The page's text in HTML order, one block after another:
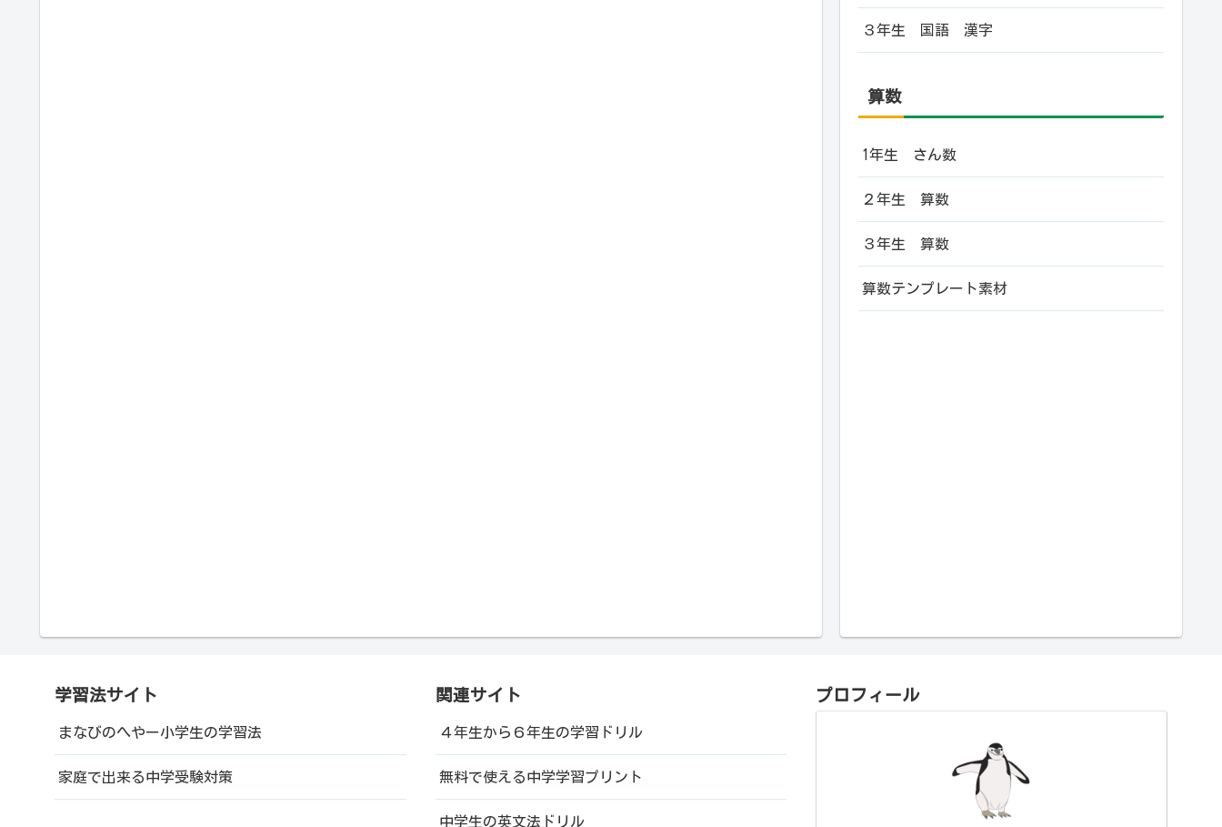
３年生 国語 漢字
算数
1年生 さん数
２年生 算数
３年生 算数
算数テンプレート素材
学習法サイト
まなびのへやー小学生の学習法
家庭で出来る中学受験対策
関連サイト
４年生から６年生の学習ドリル
無料で使える中学学習プリント
中学生の英文法ドリル
プロフィール